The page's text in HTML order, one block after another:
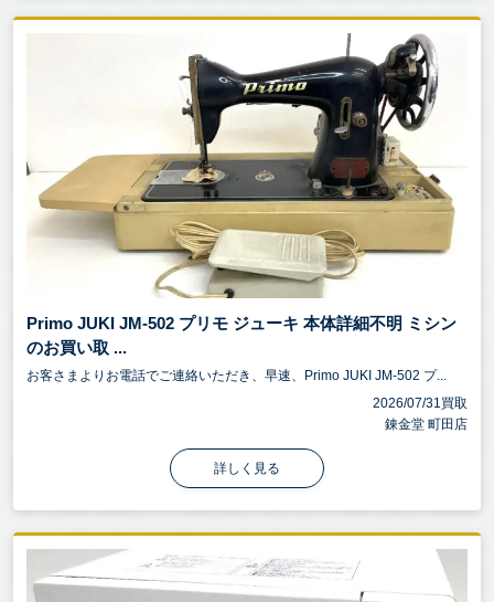
Primo JUKI JM-502 プリモ ジューキ 本体詳細不明 ミシン
のお買い取 ...
お客さまよりお電話でご連絡いただき、早速、Primo JUKI JM-502 プ...
2026/07/31買取
錬金堂 町田店
詳しく見る